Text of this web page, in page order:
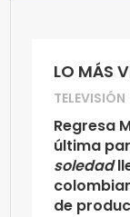
LO MÁS
TELEVISIÓN
Regresa
última
soledad
de